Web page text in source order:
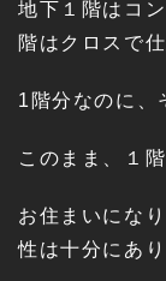
地下１階はコ
階はクロスで
1階分なのに、
このまま、１
お住まいにな
性は十分にあり